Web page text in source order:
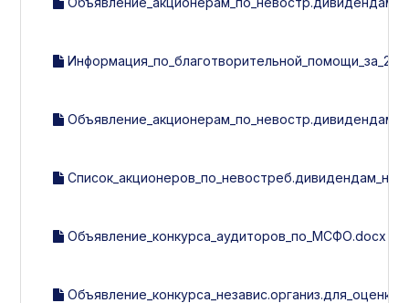
Объявление_конкурса_аудиторов_по_МСФО.docx